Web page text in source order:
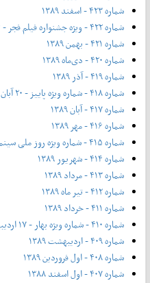
شماره ۴۲۳ - اسفند ۱۳۸۹
شماره ۴۲۲ - ویژه جشنواره فیلم فجر - ۱۶ بهمن ۱۳۸۹
شماره ۴۲۱ - بهمن ۱۳۸۹
شماره ۴۲۰ - دی‌ماه ۱۳۸۹
شماره ۴۱۹ - آذر ۱۳۸۹
شماره ۴۱۸ - شماره ویژه پاییز - ۲۰ آبان ۱۳۸۹
شماره ۴۱۷ - آبان ۱۳۸۹
شماره ۴۱۶ - مهر ۱۳۸۹
شماره ۴۱۵ - شماره ویژه روز ملی سینما - ۲۱ شهریور ۱۳۸۹
شماره ۴۱۴ - شهریور ۱۳۸۹
شماره ۴۱۳ - مرداد ۱۳۸۹
شماره ۴۱۲ - تیر ماه ۱۳۸۹
شماره ۴۱۱ - خرداد ۱۳۸۹
شماره ۴۱۰ - شماره ویژه بهار - ۱۷ اردیبهشت ۱۳۸۹
شماره ۴۰۹ - اردیبهشت ۱۳۸۹
شماره ۴۰۸ - اول فروردین ۱۳۸۹
شماره ۴۰۷ - اول اسفند ۱۳۸۸